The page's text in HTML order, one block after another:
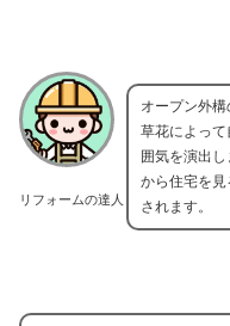
リフォームの達人
オープン外
草花によっ
囲気を演出
から住宅を
されます。